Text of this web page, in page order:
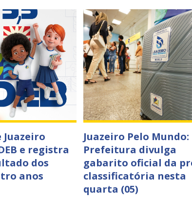
Juazeiro
e registra
dos
anos
Juazeiro Pelo Mundo:
Prefeitura divulga
gabarito oficial da
classificatória nesta
quarta (05)